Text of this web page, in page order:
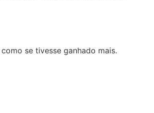
se tivesse ganhado mais.